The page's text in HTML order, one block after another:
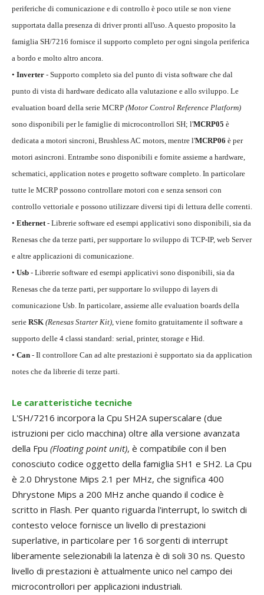
periferiche di comunicazione e di controllo è poco utile se non viene
supportata dalla presenza di driver pronti all'uso. A questo proposito la
famiglia SH/7216 fornisce il supporto completo per ogni singola periferica
a bordo e molto altro ancora.
• Inverter - Supporto completo sia del punto di vista software che dal
punto di vista di hardware dedicato alla valutazione e allo sviluppo. Le
evaluation board della serie MCRP (Motor Control Reference Platform)
sono disponibili per le famiglie di microcontrollori SH; l'MCRP05 è
dedicata a motori sincroni, Brushless AC motors, mentre l'MCRP06 è per
motori asincroni. Entrambe sono disponibili e fornite assieme a hardware,
schematici, application notes e progetto software completo. In particolare
tutte le MCRP possono controllare motori con e senza sensori con
controllo vettoriale e possono utilizzare diversi tipi di lettura delle correnti.
• Ethernet- Librerie software ed esempi applicativi sono disponibili, sia da
Renesas che da terze parti, per supportare lo sviluppo di TCP-IP, web Server
e altre applicazioni di comunicazione.
• Usb - Librerie software ed esempi applicativi sono disponibili, sia da
Renesas che da terze parti, per supportare lo sviluppo di layers di
comunicazione Usb. In particolare, assieme alle evaluation boards della
serie RSK (Renesas Starter Kit), viene fornito gratuitamente il software a
supporto delle 4 classi standard: serial, printer, storage e Hid.
• Can - Il controllore Can ad alte prestazioni è supportato sia da application
notes che da librerie di terze parti.
Le caratteristiche tecniche
L'SH/7216 incorpora la Cpu SH2A superscalare (due
istruzioni per ciclo macchina) oltre alla versione avanzata
della Fpu (Floating point unit), è compatibile con il ben
conosciuto codice oggetto della famiglia SH1 e SH2. La Cpu
è 2.0 Dhrystone Mips 2.1 per MHz, che significa 400
Dhrystone Mips a 200 MHz anche quando il codice è
scritto in Flash. Per quanto riguarda l'interrupt, lo switch di
contesto veloce fornisce un livello di prestazioni
superlative, in particolare per 16 sorgenti di interrupt
liberamente selezionabili la latenza è di soli 30 ns. Questo
livello di prestazioni è attualmente unico nel campo dei
microcontrollori per applicazioni industriali.